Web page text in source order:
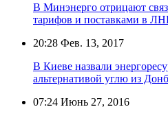
В Минэнерго отрицают
тарифов и поставками в
20:28 Фев. 13, 2017
В Киеве назвали
альтернативой углю из
07:24 Июнь 27, 2016